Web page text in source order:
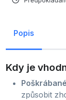
Popis
Kdy je
způsobit